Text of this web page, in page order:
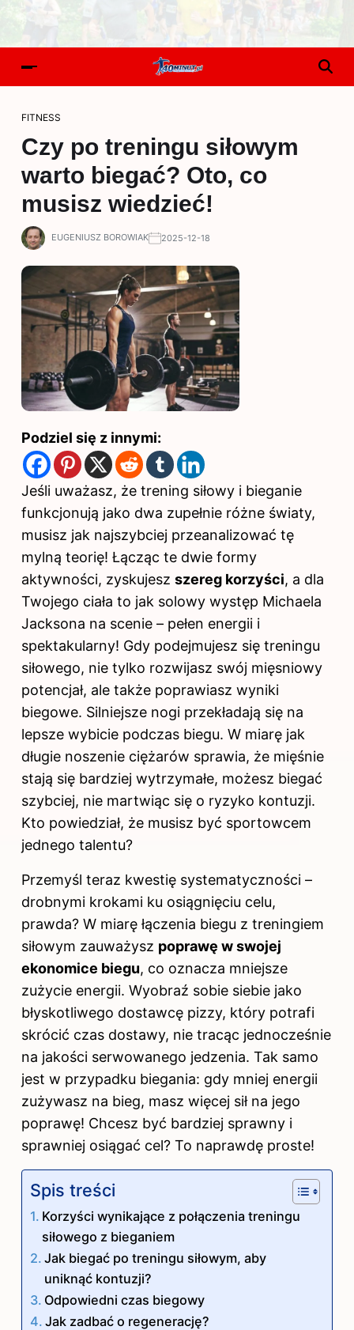
FITNESS
Czy po treningu siłowym
warto biegać? Oto, co
musisz wiedzieć!
EUGENIUSZ BOROWIAK 2025-12-18
Podziel się z innymi:
Jeśli uważasz, że trening siłowy i bieganie
funkcjonują jako dwa zupełnie różne światy,
musisz jak najszybciej przeanalizować tę
mylną teorię! Łącząc te dwie formy
aktywności, zyskujesz szereg korzyści, a dla
Twojego ciała to jak solowy występ Michaela
Jacksona na scenie – pełen energii i
spektakularny! Gdy podejmujesz się treningu
siłowego, nie tylko rozwijasz swój mięsniowy
potencjał, ale także poprawiasz wyniki
biegowe. Silniejsze nogi przekładają się na
lepsze wybicie podczas biegu. W miarę jak
długie noszenie ciężarów sprawia, że mięśnie
stają się bardziej wytrzymałe, możesz biegać
szybciej, nie martwiąc się o ryzyko kontuzji.
Kto powiedział, że musisz być sportowcem
jednego talentu?
Przemyśl teraz kwestię systematyczności –
drobnymi krokami ku osiągnięciu celu,
prawda? W miarę łączenia biegu z treningiem
siłowym zauważysz poprawę w swojej
ekonomice biegu, co oznacza mniejsze
zużycie energii. Wyobraź sobie siebie jako
błyskotliwego dostawcę pizzy, który potrafi
skrócić czas dostawy, nie tracąc jednocześnie
na jakości serwowanego jedzenia. Tak samo
jest w przypadku biegania: gdy mniej energii
zużywasz na bieg, masz więcej sił na jego
poprawę! Chcesz być bardziej sprawny i
sprawniej osiągać cel? To naprawdę proste!
Spis treści
Korzyści wynikające z połączenia treningu
siłowego z bieganiem
Jak biegać po treningu siłowym, aby
uniknąć kontuzji?
Odpowiedni czas biegowy
Jak zadbać o regenerację?